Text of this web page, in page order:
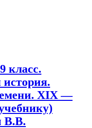
класс.
XIX —
В.В.